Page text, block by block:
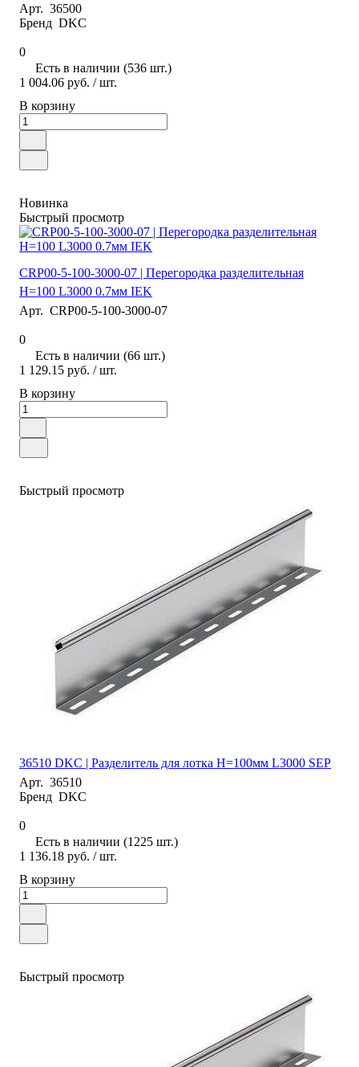
Арт. 36500
Бренд DKC
0
Есть в наличии (536 шт.)
1 004.06 руб. / шт.
В корзину
Новинка
Быстрый просмотр
CRP00-5-100-3000-07 | Перегородка разделительная
H=100 L3000 0.7мм IEK
Арт. CRP00-5-100-3000-07
0
Есть в наличии (66 шт.)
1 129.15 руб. / шт.
В корзину
Быстрый просмотр
36510 DKC | Разделитель для лотка H=100мм L3000 SEP
Арт. 36510
Бренд DKC
0
Есть в наличии (1225 шт.)
1 136.18 руб. / шт.
В корзину
Быстрый просмотр